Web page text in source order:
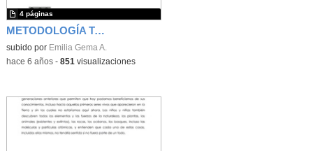
METODOLOGÍA TAREAS INTERACTIVAS
subido por Emilia Gema A.
4 páginas
-hace 6 años- 851 visualizaciones